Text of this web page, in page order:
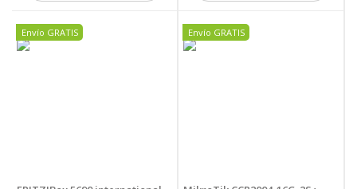
Envío GRATIS Envío GRATIS